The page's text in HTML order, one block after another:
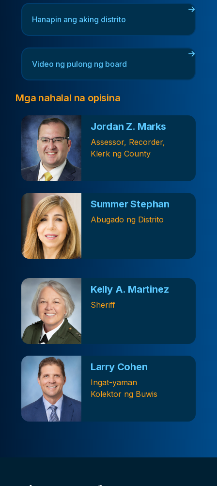
Hanapin ang aking distrito
Video ng pulong ng board
Mga nahalal na opisina
Jordan Z. Marks
Assessor, Recorder,
Klerk ng County
Summer Stephan
Abugado ng Distrito
Kelly A. Martinez
Sheriff
Larry Cohen
Ingat-yaman
Kolektor ng Buwis